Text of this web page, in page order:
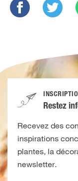
Restez
Recevez des
inspirations
plantes, la
newsletter.